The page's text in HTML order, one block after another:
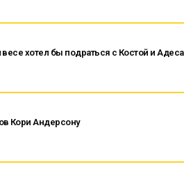
хотел бы подраться с Костой и
Кори Андерсону